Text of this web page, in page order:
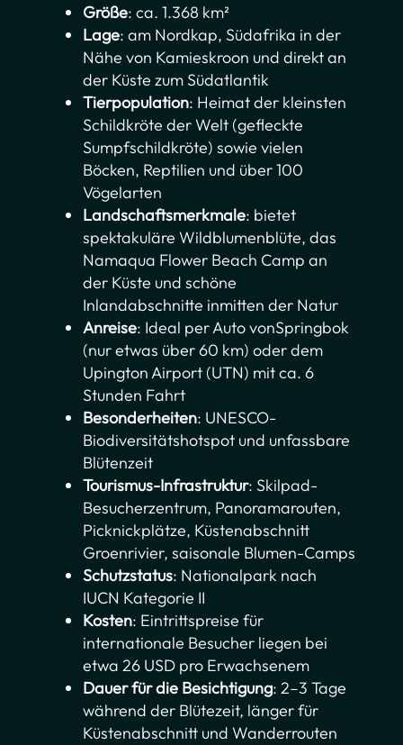
Größe: ca. 1.368 km²
Lage: am Nordkap, Südafrika in der
Nähe von Kamieskroon und direkt an
der Küste zum Südatlantik
Tierpopulation: Heimat der kleinsten
Schildkröte der Welt (gefleckte
Sumpfschildkröte) sowie vielen
Böcken, Reptilien und über 100
Vögelarten
Landschaftsmerkmale: bietet
spektakuläre Wildblumenblüte, das
Namaqua Flower Beach Camp an
der Küste und schöne
Inlandabschnitte inmitten der Natur
Anreise: Ideal per Auto vonSpringbok
(nur etwas über 60 km) oder dem
Upington Airport (UTN) mit ca. 6
Stunden Fahrt
Besonderheiten: UNESCO-
Biodiversitätshotspot und unfassbare
Blütenzeit
Tourismus-Infrastruktur: Skilpad-
Besucherzentrum, Panoramarouten,
Picknickplätze, Küstenabschnitt
Groenrivier, saisonale Blumen-Camps
Schutzstatus: Nationalpark nach
IUCN Kategorie II
Kosten: Eintrittspreise für
internationale Besucher liegen bei
etwa 26 USD pro Erwachsenem
Dauer für die Besichtigung: 2–3 Tage
während der Blütezeit, länger für
Küstenabschnitt und Wanderrouten